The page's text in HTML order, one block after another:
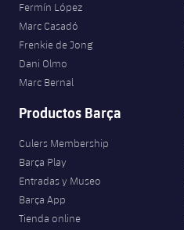
Fermín López
Marc Casadó
Frenkie de Jong
Dani Olmo
Marc Bernal
Productos Barça
Culers Membership
Barça Play
Entradas y Museo
Barça App
Tienda online